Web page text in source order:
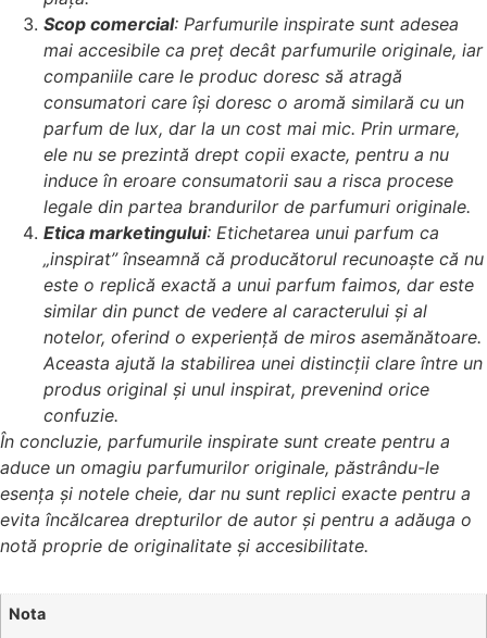
Scop comercial: Parfumurile inspirate sunt adesea
mai accesibile ca preț decât parfumurile originale, iar
companiile care le produc doresc să atragă
consumatori care își doresc o aromă similară cu un
parfum de lux, dar la un cost mai mic. Prin urmare,
ele nu se prezintă drept copii exacte, pentru a nu
induce în eroare consumatorii sau a risca procese
legale din partea brandurilor de parfumuri originale.
Etica marketingului: Etichetarea unui parfum ca
„inspirat” înseamnă că producătorul recunoaște că nu
este o replică exactă a unui parfum faimos, dar este
similar din punct de vedere al caracterului și al
notelor, oferind o experiență de miros asemănătoare.
Aceasta ajută la stabilirea unei distincții clare între un
produs original și unul inspirat, prevenind orice
confuzie.
În concluzie, parfumurile inspirate sunt create pentru a
aduce un omagiu parfumurilor originale, păstrându-le
esența și notele cheie, dar nu sunt replici exacte pentru a
evita încălcarea drepturilor de autor și pentru a adăuga o
notă proprie de originalitate și accesibilitate.
Nota